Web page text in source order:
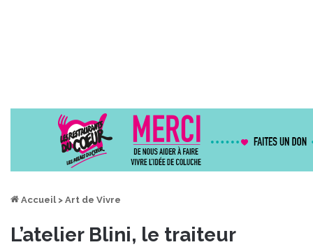
Accueil > Art de Vivre
L’atelier Blini, le traiteur